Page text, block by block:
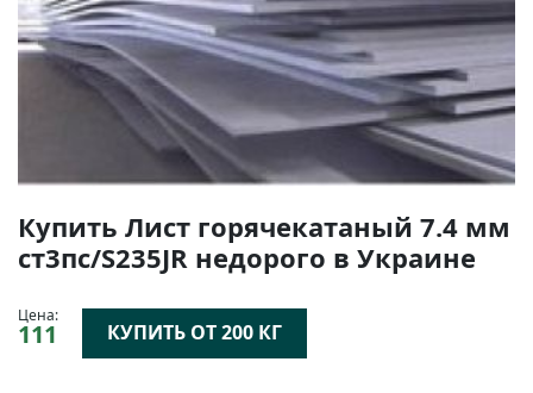
Купить Лист горячекатаный 7.4 мм
ст3пс/S235JR недорого в Украине
Цена:
111 КУПИТЬ ОТ 200 КГ